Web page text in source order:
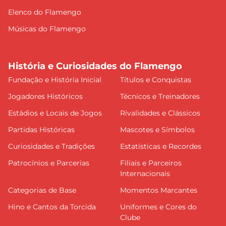
Elenco do Flamengo
Músicas do Flamengo
História e Curiosidades do Flamengo
Fundação e História Inicial
Títulos e Conquistas
Jogadores Históricos
Técnicos e Treinadores
Estádios e Locais de Jogos
Rivalidades e Clássicos
Partidas Históricas
Mascotes e Símbolos
Curiosidades e Tradições
Estatísticas e Recordes
Patrocínios e Parcerias
Filiais e Parceiros
Internacionais
Categorias de Base
Momentos Marcantes
Hino e Cantos da Torcida
Uniformes e Cores do
Clube